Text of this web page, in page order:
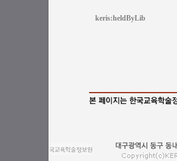
keris:heldByLib